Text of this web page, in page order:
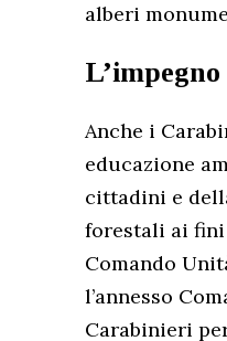
alberi
Anche i
educazione
cittadini e
forestali ai
Comando
l’annesso
Carabinieri